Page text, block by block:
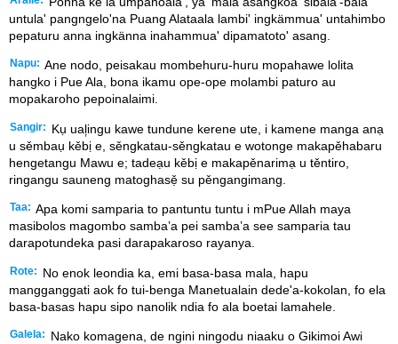
untula' pangngelo'na Puang Alataala lambi' ingkämmua' untahimbo
pepaturu anna ingkänna inahammua' dipamatoto' asang.
Napu: Ane nodo, peisakau mombehuru-huru mopahawe lolita
hangko i Pue Ala, bona ikamu ope-ope molambi paturo au
mopakaroho pepoinalaimi.
Sangir:
Kụ ual᷊ingu kawe tundune kerene ute, i kamene manga anạ
u sěmbaụ kěbị e, sěngkatau-sěngkatau e wotonge makapěhabaru
hengetangu Mawu e; tadeạu kěbị e makapěnarimạ u těntiro,
ringangu sauneng matoghasẹ̌ su pěngangimang.
Taa: Apa komi samparia to pantuntu tuntu i mPue Allah maya
masibolos magombo samba’a pei samba’a see samparia tau
darapotundeka pasi darapakaroso rayanya.
Rote:
No enok leondia ka, emi basa-basa mala, hapu
mangganggati aok fo tui-benga Manetualain dede'a-kokolan, fo ela
basa-basas hapu sipo nanolik ndia fo ala boetai lamahele.
Galela:
Nako komagena, de ngini ningodu niaaku o Gikimoi Awi